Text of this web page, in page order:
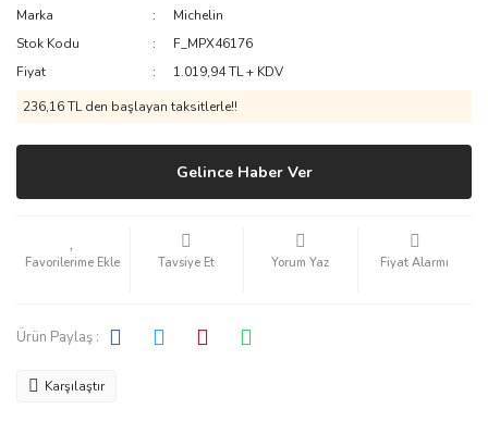
Marka
Michelin
Stok Kodu
F_MPX46176
Fiyat
1.019,94 TL + KDV
236,16 TL den başlayan taksitlerle!!
Gelince Haber Ver
Tavsiye Et Yorum Yaz Fiyat Alarmı
Ürün Paylaş :
Karşılaştır